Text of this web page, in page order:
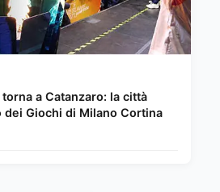
a Catanzaro: la città
dei Giochi di Milano Cortina